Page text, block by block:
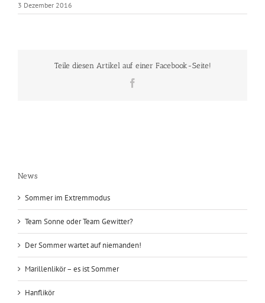
3 Dezember 2016
Teile diesen Artikel auf einer Facebook-Seite!
News
Sommer im Extremmodus
Team Sonne oder Team Gewitter?
Der Sommer wartet auf niemanden!
Marillenlikör – es ist Sommer
Hanflikör